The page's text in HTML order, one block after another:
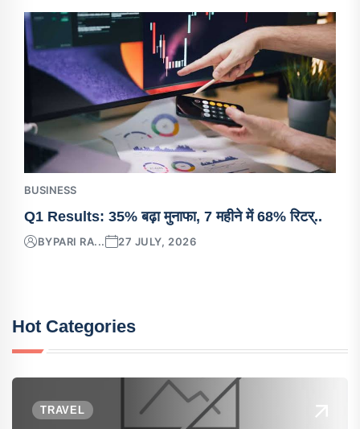
BUSINESS
Q1 Results: 35% बढ़ा मुनाफा, 7 महीने में 68% रिटर्..
BYPARI RA... 27 JULY, 2026
Hot Categories
TRAVEL